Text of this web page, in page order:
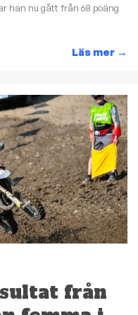
han nu gått från 68 poäng
Läs mer →
från